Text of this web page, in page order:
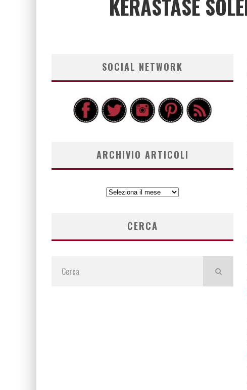
DETTAGLI INTRAMONTABILI NEI
KÉRASTASE
SOCIAL NETWORK
ARCHIVIO ARTICOLI
ARCHIVIO
CERCA